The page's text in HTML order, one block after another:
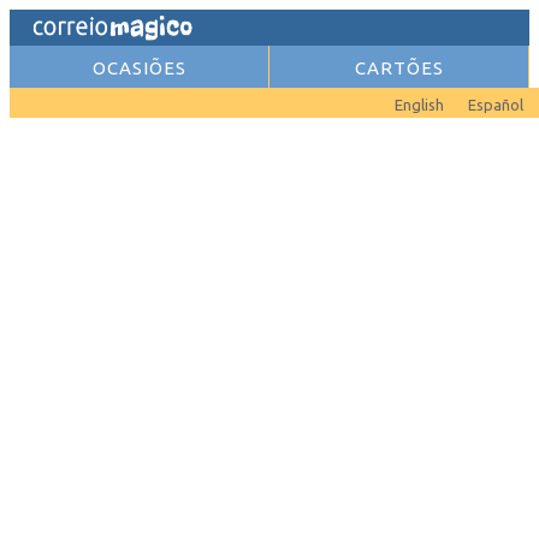
OCASIÕES CARTÕES
Español
English